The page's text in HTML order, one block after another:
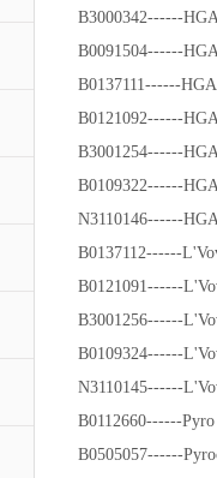
B3000342------
B0091504------
B0137111------
B0121092------
B3001254------
B0109322------
N3110146------
B0137112------
B0121091------
B3001256------
B0109324------
N3110145------
B0112660------
B0505057------